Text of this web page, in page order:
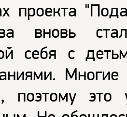
проекта
вновь
себя с
поэтому это